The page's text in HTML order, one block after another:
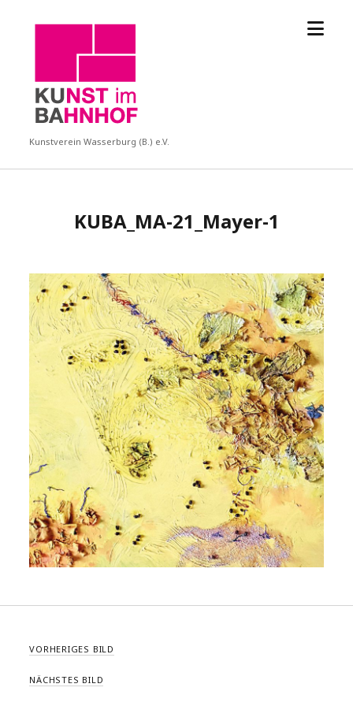
KUBA
Kunstverein Wasserburg (B.) e.V.
Menü
KUBA_MA-21_Mayer-1
VORHERIGES BILD
NÄCHSTES BILD